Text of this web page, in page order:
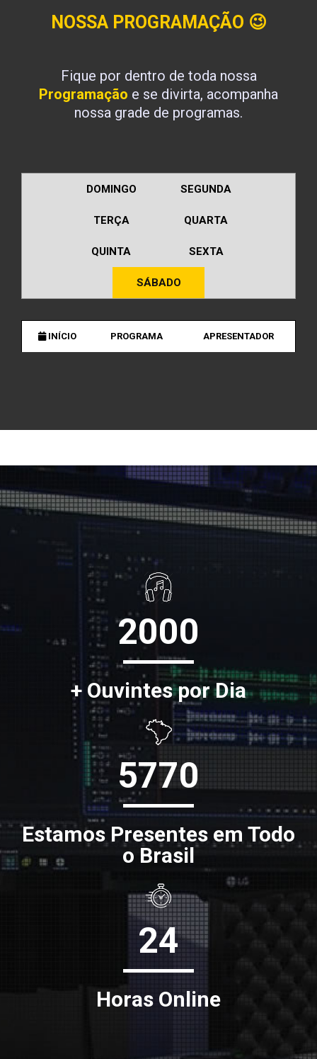
NOSSA PROGRAMAÇÃO 😉
Fique por dentro de toda nossa
Programação e se divirta, acompanha
nossa grade de programas.
DOMINGO SEGUNDA
TERÇA QUARTA
QUINTA SEXTA
SÁBADO
INÍCIO PROGRAMA APRESENTADOR
2000
+ Ouvintes por Dia
5770
Estamos Presentes em Todo
o Brasil
24
Horas Online